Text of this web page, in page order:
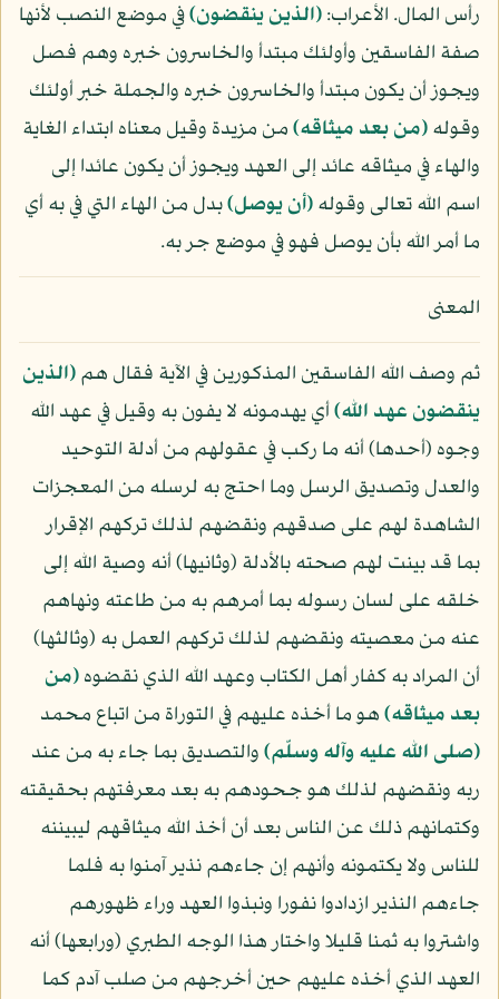
رأس المال. الأعراب:﴿الذين ينقضون﴾في موضع النصب لأنها
صفة الفاسقين وأولئك مبتدأ والخاسرون خبره وهم فصل
ويجوز أن يكون مبتدأ والخاسرون خبره والجملة خبر أولئك
وقوله﴿من بعد ميثاقه﴾من مزيدة وقيل معناه ابتداء الغاية
والهاء في ميثاقه عائد إلى العهد ويجوز أن يكون عائدا إلى
اسم الله تعالى وقوله﴿أن يوصل﴾بدل من الهاء التي في به أي
ما أمر الله بأن يوصل فهو في موضع جر به.
المعنى
ثم وصف الله الفاسقين المذكورين في الآية فقال هم﴿الذين
ينقضون عهد الله﴾أي يهدمونه لا يفون به وقيل في عهد الله
وجوه (أحدها) أنه ما ركب في عقولهم من أدلة التوحيد
والعدل وتصديق الرسل وما احتج به لرسله من المعجزات
الشاهدة لهم على صدقهم ونقضهم لذلك تركهم الإقرار
بما قد بينت لهم صحته بالأدلة (وثانيها) أنه وصية الله إلى
خلقه على لسان رسوله بما أمرهم به من طاعته ونهاهم
عنه من معصيته ونقضهم لذلك تركهم العمل به (وثالثها)
أن المراد به كفار أهل الكتاب وعهد الله الذي نقضوه﴿من
بعد ميثاقه﴾هو ما أخذه عليهم في التوراة من اتباع محمد
(صلى الله عليه وآله وسلّم)والتصديق بما جاء به من عند
ربه ونقضهم لذلك هو جحودهم به بعد معرفتهم بحقيقته
وكتمانهم ذلك عن الناس بعد أن أخذ الله ميثاقهم ليبيننه
للناس ولا يكتمونه وأنهم إن جاءهم نذير آمنوا به فلما
جاءهم النذير ازدادوا نفورا ونبذوا العهد وراء ظهورهم
واشتروا به ثمنا قليلا واختار هذا الوجه الطبري (ورابعها) أنه
العهد الذي أخذه عليهم حين أخرجهم من صلب آدم كما